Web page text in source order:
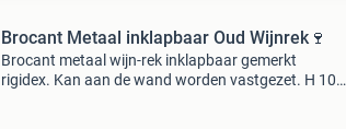
Brocant Metaal inklapbaar Oud Wijnrek🍷
Brocant metaal wijn-rek inklapbaar gemerkt
rigidex. Kan aan de wand worden vastgezet. H 100